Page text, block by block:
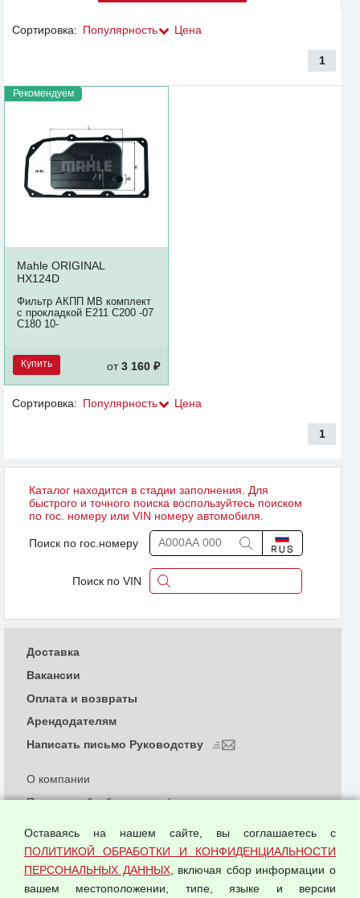
Сортировка: Популярность Цена
1
Рекомендуем
Mahle ORIGINAL
HX124D
Фильтр АКПП MB комплект
с прокладкой E211 C200 -07
C180 10-
Купить от3 160 ₽
Сортировка: Популярность Цена
1
Каталог находится в стадии заполнения. Для
быстрого и точного поиска воспользуйтесь поиском
по гос. номеру или VIN номеру автомобиля.
Поиск по гос.номеру
Поиск по VIN
О компании
Политика обработки и конфиденциальности
Согласием на обработку персональных данных
Оферта оптовой купли-продажи
Публичная оферта
Доставка
Вакансии
Оплата и возвраты
Арендодателям
Написать письмо Руководству
Оставаясь на нашем сайте, вы соглашаетесь с
ПОЛИТИКОЙ ОБРАБОТКИ И КОНФИДЕНЦИАЛЬНОСТИ
ПЕРСОНАЛЬНЫХ ДАННЫХ, включая сбор информации о
вашем местоположении, типе, языке и версии